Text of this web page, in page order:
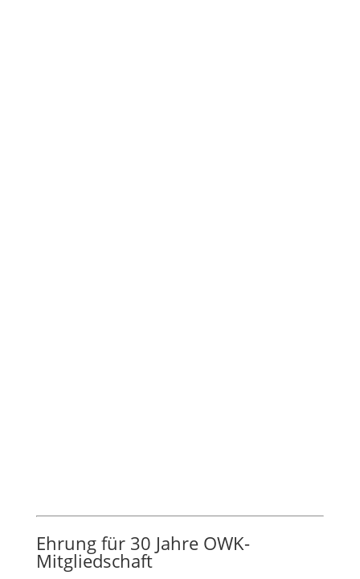
Ehrung für 30 Jahre OWK-
Mitgliedschaft